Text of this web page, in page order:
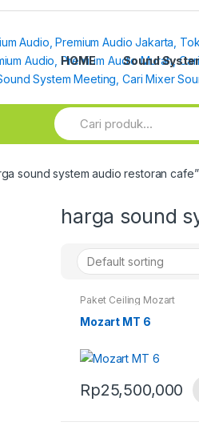
HOME
Sound
Search
for:
sound system audio restoran cafe”
harga sound
Paket Ceiling Mozart
Mozart MT 6
Rp25,500,000